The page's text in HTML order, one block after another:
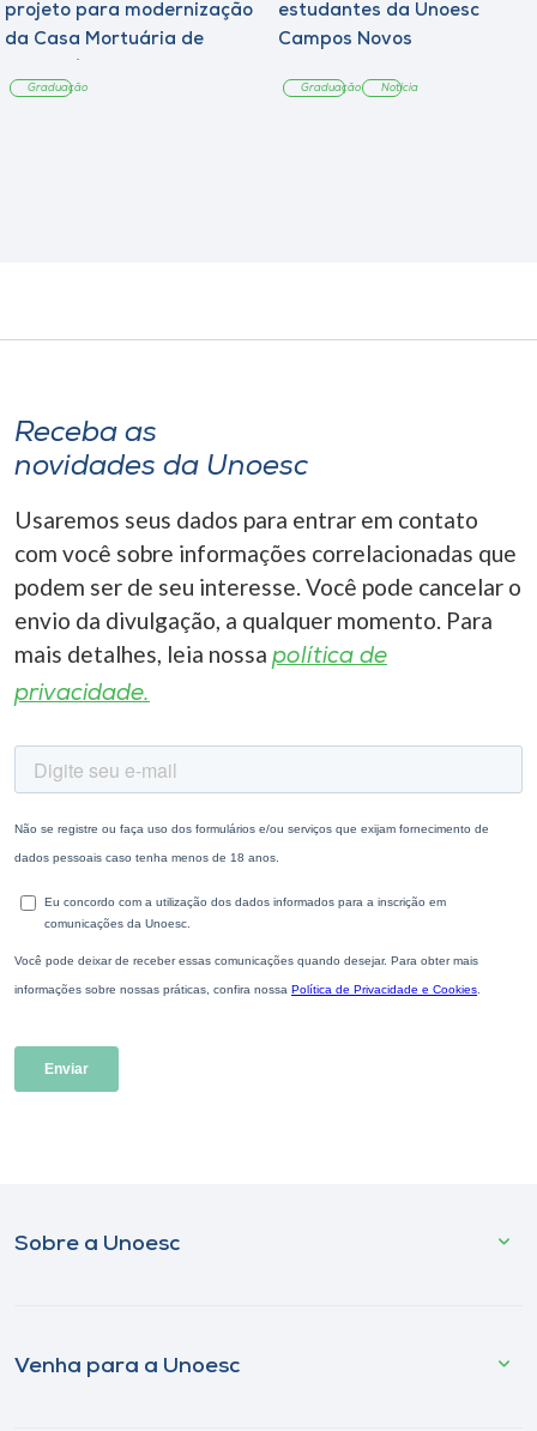
projeto para modernização
da Casa Mortuária de
Graduação
estudantes da Unoesc
Campos Novos
Graduação Notícia
Receba as
novidades da Unoesc
Usaremos seus dados para entrar em contato
com você sobre informações correlacionadas que
podem ser de seu interesse. Você pode cancelar o
envio da divulgação, a qualquer momento. Para
mais detalhes, leia nossa política de
privacidade.
Sobre a Unoesc
Venha para a Unoesc